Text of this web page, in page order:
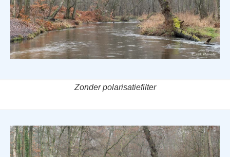
Zonder polarisatiefilter